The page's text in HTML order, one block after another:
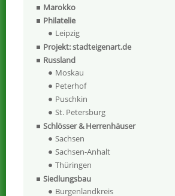
Marokko
Philatelie
Leipzig
Projekt: stadteigenart.de
Russland
Moskau
Peterhof
Puschkin
St. Petersburg
Schlösser & Herrenhäuser
Sachsen
Sachsen-Anhalt
Thüringen
Siedlungsbau
Burgenlandkreis